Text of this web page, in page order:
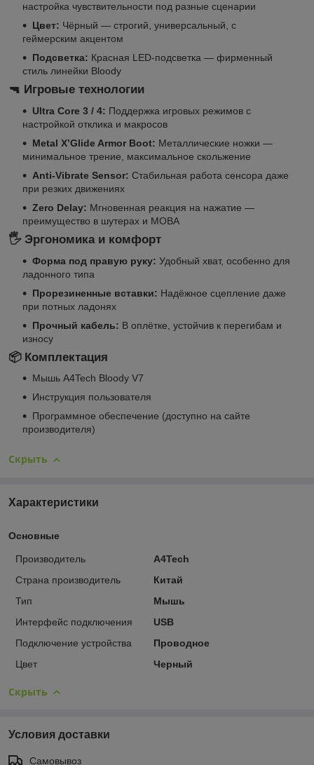
настройка чувствительности под разные сценарии
Цвет: Чёрный — строгий, универсальный, с
геймерским акцентом
Подсветка: Красная LED-подсветка — фирменный
стиль линейки Bloody
🔫 Игровые технологии
Ultra Core 3 / 4: Поддержка игровых режимов с
настройкой отклика и макросов
Metal X’Glide Armor Boot: Металлические ножки —
минимальное трение, максимальное скольжение
Anti-Vibrate Sensor: Стабильная работа сенсора даже
при резких движениях
Zero Delay: Мгновенная реакция на нажатие —
преимущество в шутерах и MOBA
🖐️ Эргономика и комфорт
Форма под правую руку: Удобный хват, особенно для
ладонного типа
Прорезиненные вставки: Надёжное сцепление даже
при потных ладонях
Прочный кабель: В оплётке, устойчив к перегибам и
износу
📦 Комплектация
Мышь A4Tech Bloody V7
Инструкция пользователя
Программное обеспечение (доступно на сайте
производителя)
Скрыть
Характеристики
Основные
Производитель
A4Tech
Страна производитель
Китай
Тип
Мышь
Интерфейс подключения
USB
Подключение устройства
Проводное
Цвет
Черный
Скрыть
Условия доставки
Самовывоз